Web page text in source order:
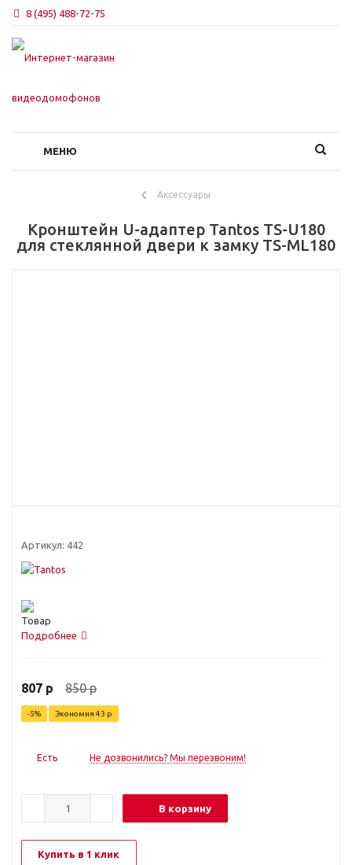
8 (495) 488-72-75
МЕНЮ
Аксессуары
Кронштейн U-адаптер Tantos TS-U180
для стеклянной двери к замку TS-ML180
Артикул: 442
Подробнее
807 р 850р
-5% Экономия 43 р
Есть Не дозвонились? Мы перезвоним!
В корзину
Купить в 1 клик